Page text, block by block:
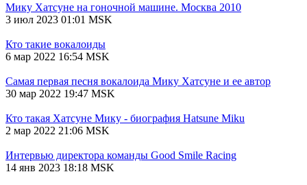
Мику Хатсуне на гоночной машине. Москва 2010
3 июл 2023 01:01 MSK
Кто такие вокалоиды
6 мар 2022 16:54 MSK
Самая первая песня вокалоида Мику Хатсуне и ее автор
30 мар 2022 19:47 MSK
Кто такая Хатсуне Мику - биография Hatsune Miku
2 мар 2022 21:06 MSK
Интервью директора команды Good Smile Racing
14 янв 2023 18:18 MSK